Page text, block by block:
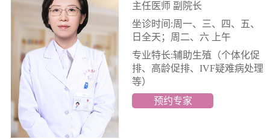
主任医师 副院长
坐诊时间:周一、三、四、五、
日全天；周二、六 上午
专业特长:辅助生殖 （个体化促
排、高龄促排、IVF疑难病处理
等）
预约专家